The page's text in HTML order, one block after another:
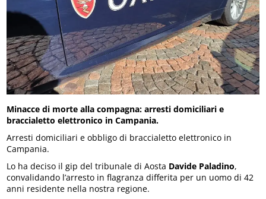
Minacce di morte alla compagna: arresti domiciliari e
braccialetto elettronico in Campania.
Arresti domiciliari e obbligo di braccialetto elettronico in
Campania.
Lo ha deciso il gip del tribunale di Aosta Davide Paladino,
convalidando l’arresto in flagranza differita per un uomo di 42
anni residente nella nostra regione.